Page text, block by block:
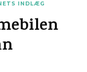
INDLÆG